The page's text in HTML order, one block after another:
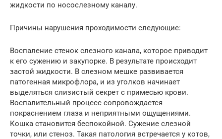
жидкости по носослезному каналу.
Причины нарушения проходимости следующие:
Воспаление стенок слезного канала, которое приводит
к его сужению и закупорке. В результате происходит
застой жидкости. В слезном мешке развивается
патогенная микрофлора, и из уголков начинает
выделяться слизистый секрет с примесью крови.
Воспалительный процесс сопровождается
покраснением глаза и неприятными ощущениями.
Кошка становится беспокойной. Сужение слезной
точки, или стеноз. Такая патология встречается у котов,